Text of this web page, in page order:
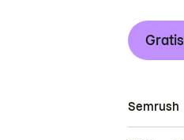
Semrush